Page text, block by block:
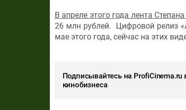
В апреле этого года лента
26 млн рублей. Цифровой релиз
мае этого года, сейчас на этих
Подписывайтесь на ProfiCinema.ru
кинобизнеса